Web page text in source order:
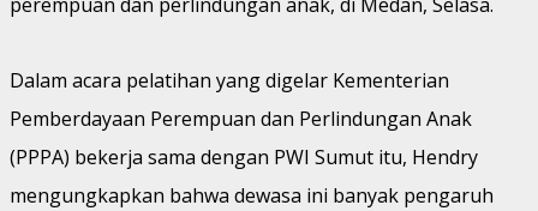
Dalam acara pelatihan yang digelar Kementerian
Pemberdayaan Perempuan dan Perlindungan Anak
(PPPA) bekerja sama dengan PWI Sumut itu, Hendry
mengungkapkan bahwa dewasa ini banyak pengaruh